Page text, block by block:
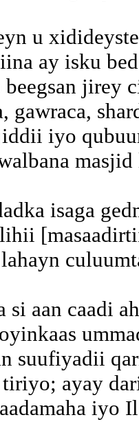
u
ay isku
beegsan
gawraca,
iyo
isaga
si aan caadi
suufiyadii
tiriyo; ayay
iyo